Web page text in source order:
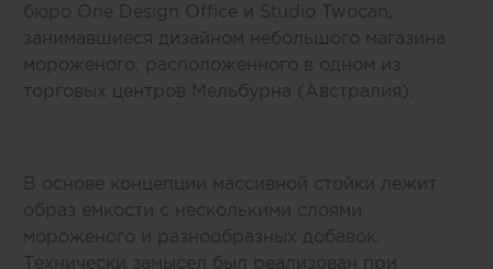
бюро One Design Office и Studio Twocan,
занимавшиеся дизайном небольшого магазина
мороженого, расположенного в одном из
торговых центров Мельбурна (Австралия).
В основе концепции массивной стойки лежит
образ емкости с несколькими слоями
мороженого и разнообразных добавок.
Технически замысел был реализован при